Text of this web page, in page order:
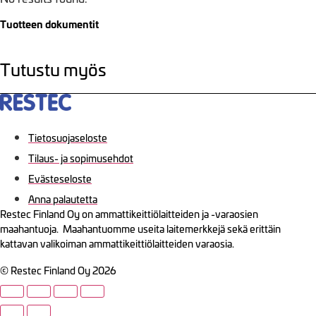
Tuotteen dokumentit
Tutustu myös
Tietosuojaseloste
Tilaus- ja sopimusehdot
Evästeseloste
Anna palautetta
Restec Finland Oy on ammattikeittiölaitteiden ja -varaosien
maahantuoja. Maahantuomme useita laitemerkkejä sekä erittäin
kattavan valikoiman ammattikeittiölaitteiden varaosia.
© Restec Finland Oy 2026